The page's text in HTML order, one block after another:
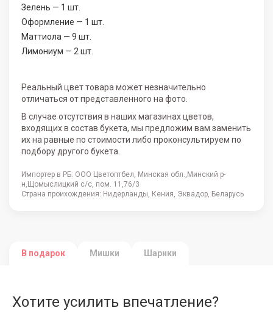
Зелень — 1 шт.
Оформление — 1 шт.
Маттиола — 9 шт.
Лимониум — 2 шт.
Реальный цвет товара может незначительно
отличаться от представленного на фото.
В случае отсутствия в наших магазинах цветов,
входящих в состав букета, мы предложим вам заменить
их на равные по стоимости либо проконсультируем по
подбору другого букета.
Импортер в РБ: ООО Цветоптбел, Минская обл.,Минский р-
н,Щомыслицкий с/с, пом. 11,76/3
Страна проихождения: Нидерланды, Кения, Эквадор, Беларусь
В подарок Мишки Шарики
Хотите усилить впечатление?